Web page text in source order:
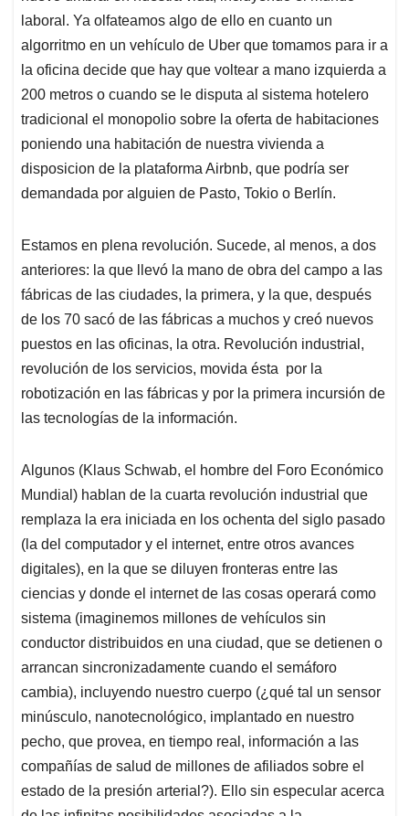
laboral. Ya olfateamos algo de ello en cuanto un
algorritmo en un vehículo de Uber que tomamos para ir a
la oficina decide que hay que voltear a mano izquierda a
200 metros o cuando se le disputa al sistema hotelero
tradicional el monopolio sobre la oferta de habitaciones
poniendo una habitación de nuestra vivienda a
disposicion de la plataforma Airbnb, que podría ser
demandada por alguien de Pasto, Tokio o Berlín.
Estamos en plena revolución. Sucede, al menos, a dos
anteriores: la que llevó la mano de obra del campo a las
fábricas de las ciudades, la primera, y la que, después
de los 70 sacó de las fábricas a muchos y creó nuevos
puestos en las oficinas, la otra. Revolución industrial,
revolución de los servicios, movida ésta por la
robotización en las fábricas y por la primera incursión de
las tecnologías de la información.
Algunos (Klaus Schwab, el hombre del Foro Económico
Mundial) hablan de la cuarta revolución industrial que
remplaza la era iniciada en los ochenta del siglo pasado
(la del computador y el internet, entre otros avances
digitales), en la que se diluyen fronteras entre las
ciencias y donde el internet de las cosas operará como
sistema (imaginemos millones de vehículos sin
conductor distribuidos en una ciudad, que se detienen o
arrancan sincronizadamente cuando el semáforo
cambia), incluyendo nuestro cuerpo (¿qué tal un sensor
minúsculo, nanotecnológico, implantado en nuestro
pecho, que provea, en tiempo real, información a las
compañías de salud de millones de afiliados sobre el
estado de la presión arterial?). Ello sin especular acerca